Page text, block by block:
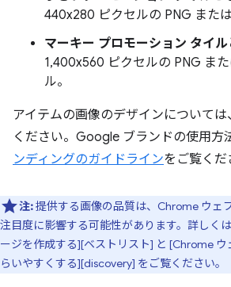
440x280 ピクセルの PNG または
マーキー プロモーション タイル
1,400x560 ピクセルの PNG ま
ル。
アイテムの画像のデザインについては、
ください。Google ブランドの使用方
ンディングのガイドラインをご覧くだ
注:提供する画像の品質は、Chrome ウェ
注目度に影響する可能性があります。詳しく
ージを作成する][ベストリスト] と [Chrome ウ
らいやすくする][discovery] をご覧ください。